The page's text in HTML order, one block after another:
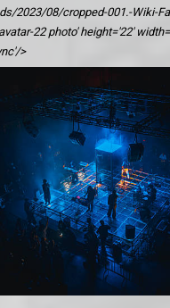
2023/08/cropped-001.-Wiki-
22 photo' height='22'
>